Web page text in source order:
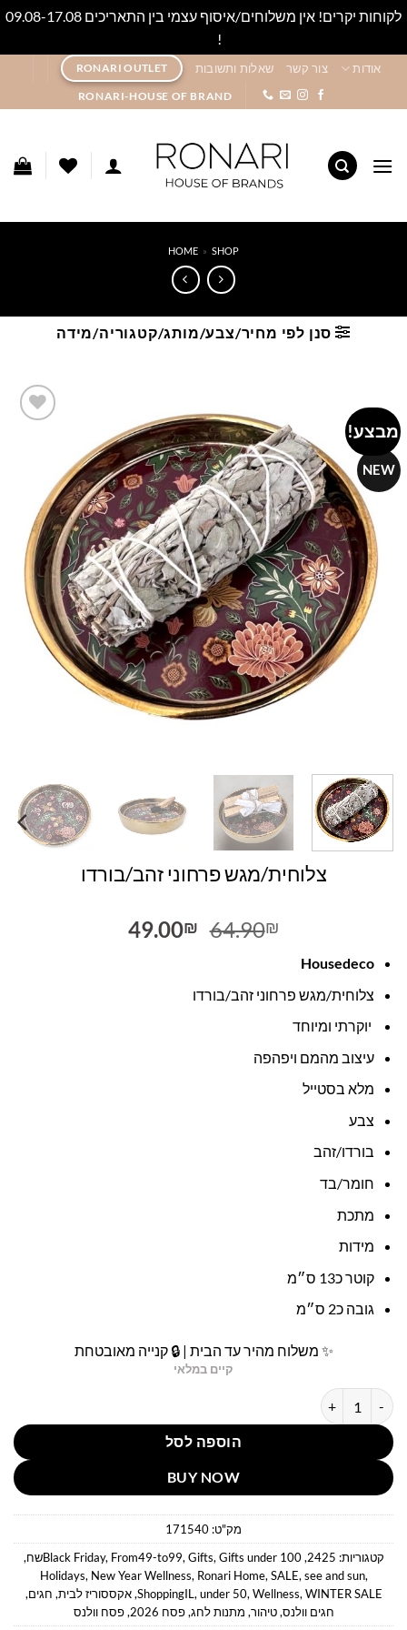
לקוחות יקרים! אין משלוחים/איסוף עצמי בין התאריכים 09.08-17.08
!
content
אודות צור קשר שאלות ותשובות RONARI OUTLET
RONARI-HOUSE OF BRAND
HOME » SHOP
סנן לפי מחיר/צבע/מותג/קטגוריה/מידה
מבצע!
NEW
צלוחית/מגש פרחוני זהב/בורדו
64.90₪
המחיר
64.90₪.
49.00₪
המחיר
Housedeco
צלוחית/מגש פרחוני זהב/בורדו
יוקרתי ומיוחד
עיצוב מהמם ויפהפה
מלא בסטייל
צבע
בורדו/זהב
חומר/בד
מתכת
מידות
קוטר כ13 ס״מ
גובה כ2 ס״מ
✨ משלוח מהיר עד הבית | 🔒 קנייה מאובטחת
קיים במלאי
כמות של צלוחית/מגש פרחוני זהב/בורדו
הוספה לסל
BUY NOW
מק"ט: 171540
קטגוריות: 2425
,
Black Friday, From49-to99, Gifts, Gifts under 100שח
,
Holidays, New Year Wellness, Ronari Home, SALE, see and sun,
ShoppingIL, under 50, Wellness, WINTER SALE
,אקססוריז לבית, חגים,
חגים וולנס,טיהור, מתנות לחג,פסח 2026 ,פסח וולנס